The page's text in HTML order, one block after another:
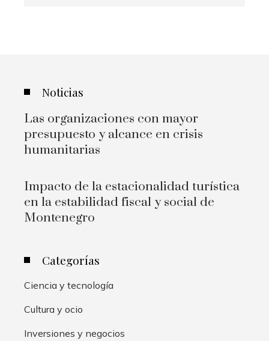
Noticias
Las organizaciones con mayor
presupuesto y alcance en crisis
humanitarias
Impacto de la estacionalidad turística
en la estabilidad fiscal y social de
Montenegro
Categorías
Ciencia y tecnología
Cultura y ocio
Inversiones y negocios